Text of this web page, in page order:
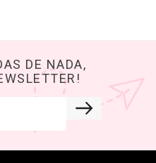
DE NADA,